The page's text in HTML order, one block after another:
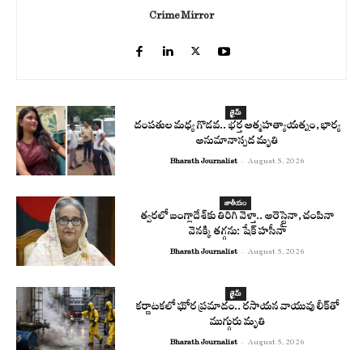
Crime Mirror
క్రైమ్
దంపతుల మధ్య గొడవ.. భర్త ఆత్మహత్యాయత్నం, భార్య
అనుమానాస్పద మృతి
Bharath Journalist - August 5, 2026
జాతీయం
త్వరలో బంగ్లాదేశ్‌కు తిరిగి వెళ్తా.. అరెస్టైనా, చంపినా
వెనక్కి తగ్గను: షేక్ హసీనా
Bharath Journalist - August 5, 2026
క్రైమ్
కర్ణాటకలో ఘోర ప్రమాదం.. రసాయన వాయువు లీక్‌తో
ముగ్గురు మృతి
Bharath Journalist - August 5, 2026